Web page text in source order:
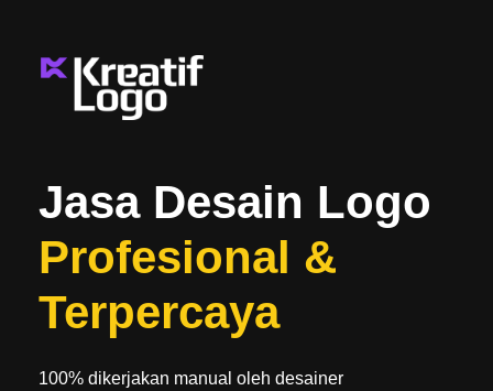
Jasa Desain Logo
Profesional &
Terpercaya
100% dikerjakan manual oleh desainer